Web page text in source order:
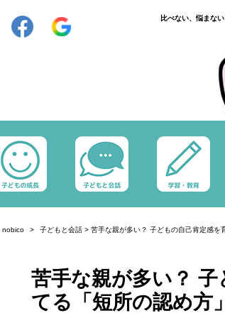
比べない、悩まな
nobico 子どもと会話 > 苦手な親が多い？ 子どもの自己肯定感を
苦手な親が多い？
てる「短所の認め方」